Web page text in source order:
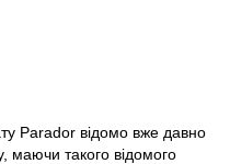
Parador відомо вже давно
маючи такого відомого